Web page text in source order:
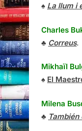
♠ La llum i
Charles
♣ Correus.
Mikhaïl
♠ El
Milena
♣